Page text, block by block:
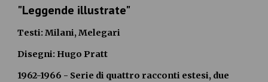
"Leggende illustrate"
Testi: Milani, Melegari
Disegni: Hugo Pratt
1962-1966 - Serie di quattro racconti estesi, due